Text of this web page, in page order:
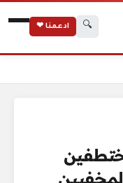
🔍 ادعمنا ❤